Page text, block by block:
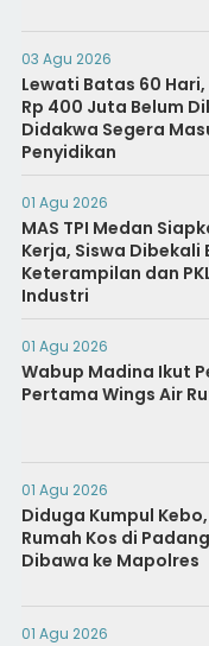
03 Agu 2026
Lewati Batas 60 Hari,
Rp 400 Juta Belum
Didakwa Segera
Penyidikan
01 Agu 2026
MAS TPI Medan
Kerja, Siswa Dibekali
Keterampilan dan
Industri
01 Agu 2026
Wabup Madina Ikut
Pertama Wings Air
01 Agu 2026
Diduga Kumpul
Rumah Kos di
Dibawa ke Mapolres
01 Agu 2026